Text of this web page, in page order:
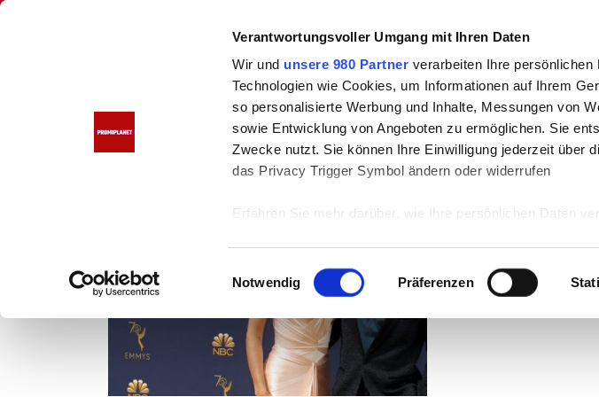
Verantwortungsvoller Umgang mit Ihren Daten
Wir und unsere 980 Partner verarbeiten Ihre
Technologien wie Cookies, um Informationen auf Ihrem
so personalisierte Werbung und Inhalte, Messungen von
sowie Entwicklung von Angeboten zu ermöglichen. Sie
Zwecke nutzt. Sie können Ihre Einwilligung jederzeit über
das Privacy Trigger Symbol ändern oder widerrufen
Erfahren Sie mehr darüber, wie Ihre persönlichen Daten
Wir verwenden Cookies, um Inhalte und Anzeigen zu
anbieten zu können und die Zugriffe auf unsere Website
Informationen zu Ihrer Verwendung unserer Website an
und Analysen weiter. Unsere Partner führen diese
zusammen, die Sie ihnen bereitgestellt haben oder die sie
gesammelt haben.
i
w
i
Notwendig Präferenzen
PROMIPLANET
Bill Kaulitz